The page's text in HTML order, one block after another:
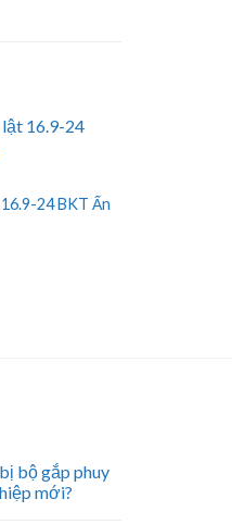
24 BKT Ấn
bộ gắp phuy
mới?